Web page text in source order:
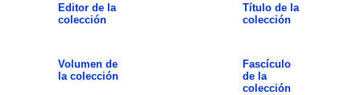
Editor de la
colección
Título de la
colección
Volumen de
la colección
Fascículo
de la
colección